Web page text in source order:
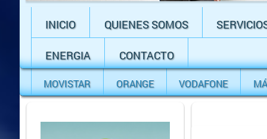
INICIO QUIENES SOMOS
ENERGIA CONTACTO
MOVISTAR ORANGE VODAFONE